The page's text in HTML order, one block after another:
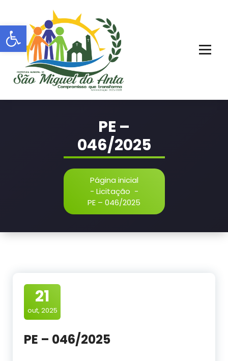
Barra de Ferramentas Aberta
o
conteúdo
PE –
046/2025
Página inicial
- Licitação -
PE – 046/2025
21
out, 2025
PE – 046/2025